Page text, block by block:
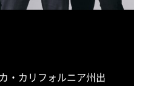
カ・カリフォルニア州出